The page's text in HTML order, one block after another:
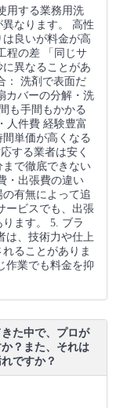
用する業務用洗
なります。 高性
良いが料金が高
程の差 「同じサ
異なることがあ
： 洗剤で表面だ
カバーの分解・洗
も手間もかかる
人件費 経験豊富
単価が高くなる
する業者は安く
で徹底できない
・出張費の違い
有無によって追
ービスでも、出張
ます。 5. ブラ
は、技術力や仕上
ることがありま
作業でも料金を抑
た中で、プロが
？また、それは
ですか？